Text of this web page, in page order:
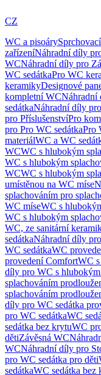
CZ
WC a pisoáry
zařízeníNáhradní díly
WCNáhradní díly pro
WC sedátkaPro WC
keramikyDesignové
kompletní WCNáhradní
sedátkaNáhradní díly
pro PříslušenstvíPro
pro Pro WC sedátkaPro
materiálWC a WC
WCWC s hlubokým
WC s hlubokým
WCWC s hlubokým
umístěnou na WC míse
splachováním pro
WC míseWC s
WC s hlubokým
WC, ze sanitární
sedátkaNáhradní díly
WC sedátkaWC
provedení ComfortWC
díly pro WC s
splachováním
splachováním
díly pro WC sedátka
pro WC sedátkaWC
sedátka bez krytuWC
dětiZávěsná WC
WCNáhradní díly pro
pro WC sedátka pro děti
sedátkaWC sedátka bez